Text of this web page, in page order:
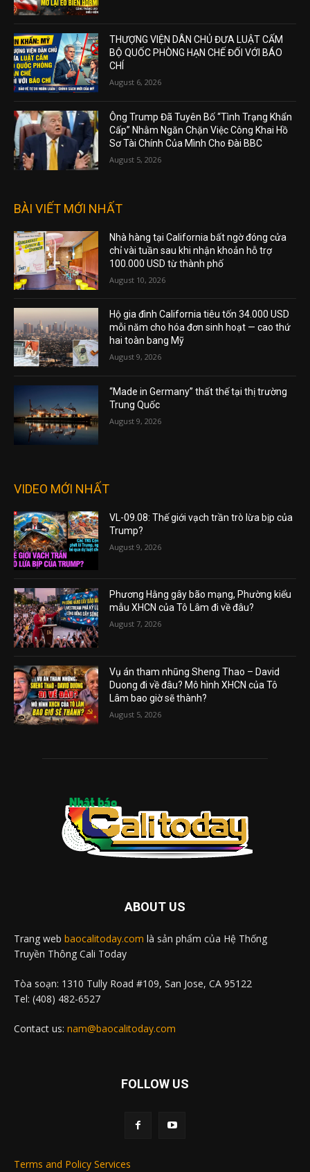
THƯỢNG VIỆN DÂN CHỦ ĐƯA LUẬT CẤM
BỘ QUỐC PHÒNG HẠN CHẾ ĐỐI VỚI BÁO
CHÍ
August 6, 2026
Ông Trump Đã Tuyên Bố “Tình Trạng Khẩn
Cấp” Nhằm Ngăn Chặn Việc Công Khai Hồ
Sơ Tài Chính Của Mình Cho Đài BBC
August 5, 2026
BÀI VIẾT MỚI NHẤT
Nhà hàng tại California bất ngờ đóng cửa
chỉ vài tuần sau khi nhận khoản hỗ trợ
100.000 USD từ thành phố
August 10, 2026
Hộ gia đình California tiêu tốn 34.000 USD
mỗi năm cho hóa đơn sinh hoạt — cao thứ
hai toàn bang Mỹ
August 9, 2026
“Made in Germany” thất thế tại thị trường
Trung Quốc
August 9, 2026
VIDEO MỚI NHẤT
VL-09.08: Thế giới vạch trần trò lừa bịp của
Trump?
August 9, 2026
Phương Hằng gây bão mạng, Phường kiểu
mẫu XHCN của Tô Lâm đi về đâu?
August 7, 2026
Vụ án tham nhũng Sheng Thao – David
Duong đi về đâu? Mô hình XHCN của Tô
Lâm bao giờ sẽ thành?
August 5, 2026
ABOUT US
Trang web baocalitoday.com là sản phẩm của Hệ Thống
Truyền Thông Cali Today
Tòa soạn: 1310 Tully Road #109, San Jose, CA 95122
Tel: (408) 482-6527
Contact us: nam@baocalitoday.com
FOLLOW US
Terms and Policy Services